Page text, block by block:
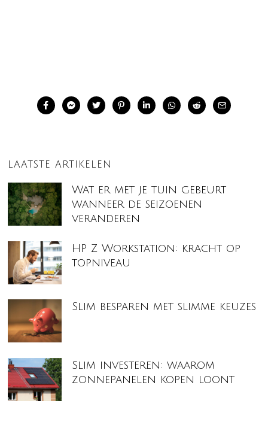
LAATSTE ARTIKELEN
Wat er met je tuin gebeurt
wanneer de seizoenen
veranderen
HP Z Workstation: kracht op
topniveau
Slim besparen met slimme keuzes
Slim investeren: waarom
zonnepanelen kopen loont